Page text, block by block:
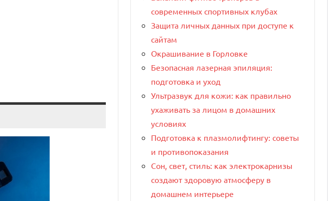
современных спортивных клубах
Защита личных данных при доступе к
сайтам
Окрашивание в Горловке
Безопасная лазерная эпиляция:
подготовка и уход
Ультразвук для кожи: как правильно
ухаживать за лицом в домашних
условиях
Подготовка к плазмолифтингу: советы
и противопоказания
Сон, свет, стиль: как электрокарнизы
создают здоровую атмосферу в
домашнем интерьере